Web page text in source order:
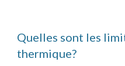
Quelles sont les
thermique?